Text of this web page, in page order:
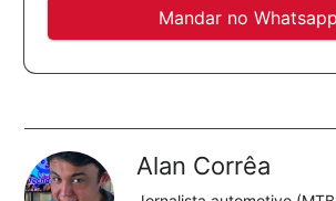
Mandar no Whatsapp
Alan Corrêa